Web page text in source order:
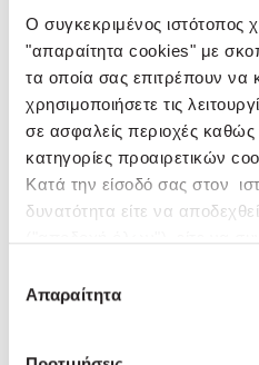
Ο συγκεκριμένος ιστότοπος
"απαραίτητα cookies" με
τα οποία σας επιτρέπουν να
χρησιμοποιήσετε τις
σε ασφαλείς περιοχές καθώς
κατηγορίες προαιρετικών
Κατά την είσοδό σας στον
δυνατότητα είτε να
("Απόρριψη Όλων"), είτε να
πατήσετε το κουμπί
συγκατάθεσης
Απαραίτητα